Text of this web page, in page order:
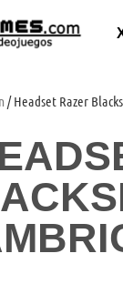
/ Headset Razer